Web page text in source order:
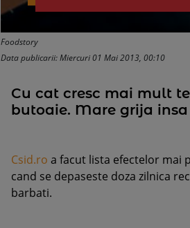
Foodstory
Data publicarii: Miercuri 01 Mai 2013, 00:10
Cu cat cresc mai mult
butoaie. Mare grija
Csid.ro a facut lista efectelor mai
cand se depaseste doza zilnica
barbati.